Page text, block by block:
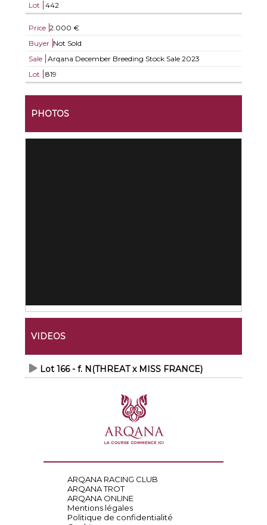
Lot
442
Price 2.000 €
Buyer Not Sold
Sale
Arqana December Breeding Stock Sale 2023
Lot
819
PHOTOS
VIDEOS
Lot 166 - f. N(THREAT x MISS FRANCE)
ARQANA RACING CLUB
ARQANA TROT
ARQANA ONLINE
Mentions légales
Politique de confidentialité